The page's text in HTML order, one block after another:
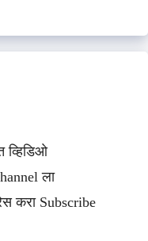
व्हिडिओ
ला
करा Subscribe